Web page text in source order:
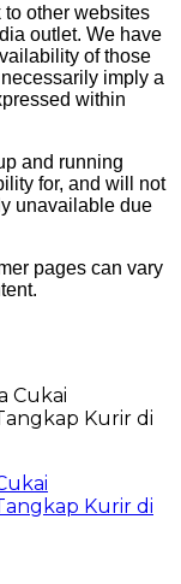
other websites
outlet. We have
of those
imply a
within
and running
for, and will not
unavailable due
pages can vary
Kurir di